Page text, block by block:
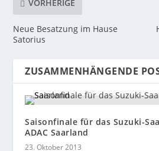
VORHERIGE
Neue Besatzung im Hause
Satorius
ZUSAMMENHÄNGENDE
Saisonfinale für das Suzuki-
ADAC Saarland
23. Oktober 2013